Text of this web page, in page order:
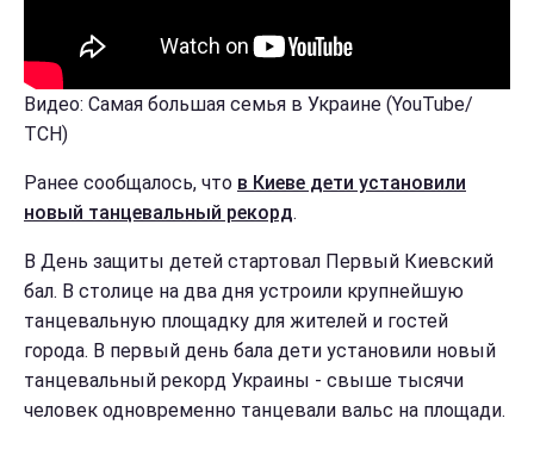
Видео: Самая большая семья в Украине (YouTube/
ТСН)
Ранее сообщалось, что в Киеве дети установили
новый танцевальный рекорд.
В День защиты детей стартовал Первый Киевский
бал. В столице на два дня устроили крупнейшую
танцевальную площадку для жителей и гостей
города. В первый день бала дети установили новый
танцевальный рекорд Украины - свыше тысячи
человек одновременно танцевали вальс на площади.